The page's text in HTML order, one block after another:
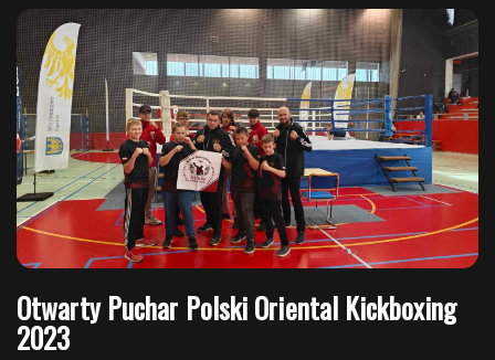
Otwarty Puchar Polski Oriental Kickboxing
2023
Nawigacja
wpisu